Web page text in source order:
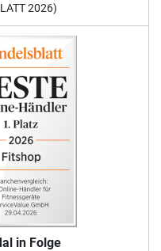
2026)
in Folge